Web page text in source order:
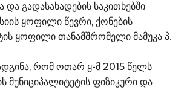
და გადასახადების საკითხებში
ყოფილი წევრი, ქონების
ყოფილი თანამშრომელი მამუკა პ.
რომ ოთარ ყ-მ 2015 წელს
მუნიციპალიტეტის ფიზიკური და